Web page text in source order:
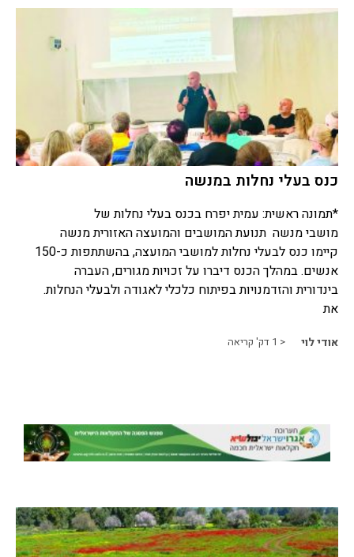
כנס בעלי נחלות במנשה
*תמונה ראשית: עמית יפרח בכנס בעלי נחלות של
מושבי מנשה תנועת המושבים והמועצה האזורית מנשה
קיימו כנס לבעלי נחלות למושבי המועצה, בהשתתפות כ-150
אנשים. במהלך הכנס דיברו על זכויות מגורים, העברה
בינדורית והזדמנויות בפיתוח כלכלי לאגודה ולבעלי הנחלות.
את
אודי לוי < 1 דק' קריאה